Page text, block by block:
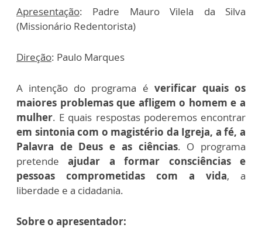
Apresentação: Padre Mauro Vilela da Silva
(Missionário Redentorista)
Direção: Paulo Marques
A intenção do programa é verificar quais os
maiores problemas que afligem o homem e a
mulher. E quais respostas poderemos encontrar
em sintonia com o magistério da Igreja, a fé, a
Palavra de Deus e as ciências. O programa
pretendeajudar a formar consciências e
pessoas comprometidas com a vida, a
liberdade e a cidadania.
Sobre o apresentador: